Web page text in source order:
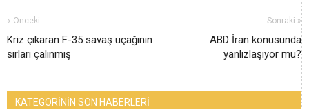
« Önceki
Kriz çıkaran F-35 savaş uçağının
sırları çalınmış
Sonraki »
ABD İran konusunda
yanlızlaşıyor mu?
KATEGORİNİN SON HABERLERİ